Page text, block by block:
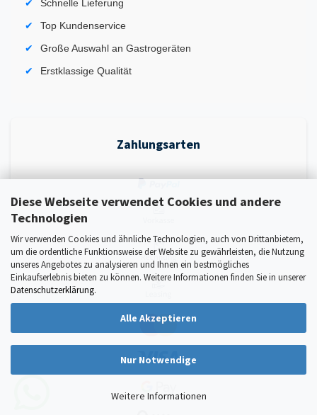
Diese Webseite verwendet Cookies und andere
Technologien
Wir verwenden Cookies und ähnliche Technologien, auch von Drittanbietern,
um die ordentliche Funktionsweise der Website zu gewährleisten, die Nutzung
unseres Angebotes zu analysieren und Ihnen ein bestmögliches
Einkaufserlebnis bieten zu können. Weitere Informationen finden Sie in unserer
Datenschutzerklärung.
Alle Akzeptieren
Nur Notwendige
Weitere Informationen
Schnelle Lieferung
Top Kundenservice
Große Auswahl an Gastrogeräten
Erstklassige Qualität
Zahlungsarten